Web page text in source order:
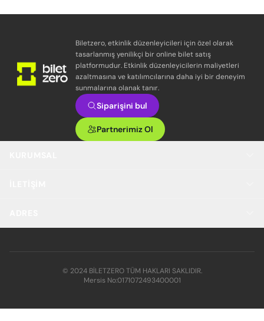
Biletzero, etkinlik düzenleyicileri için özel olarak
tasarlanmış yenilikçi bir online bilet satış
platformudur. Etkinlik düzenleyicilerin maliyetleri
azaltmasına ve katılımcılarına daha iyi bir deneyim
sunmalarına olanak tanır.
Siparişini bul
Partnerimiz Ol
© 2024 BİLETZERO TÜM HAKLARI SAKLIDIR.
Mersis No:0171072493400001